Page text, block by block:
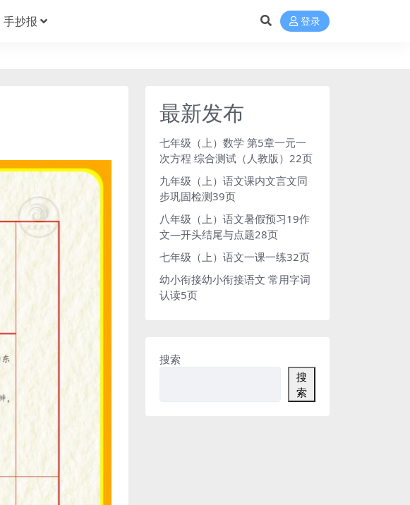
手抄报 登录
最新发布
七年级（上）数学 第5章一元一
次方程 综合测试（人教版）22页
九年级（上）语文课内文言文同
步巩固检测39页
八年级（上）语文暑假预习19作
文—开头结尾与点题28页
七年级（上）语文一课一练32页
幼小衔接幼小衔接语文 常用字词
认读5页
搜索
搜
索